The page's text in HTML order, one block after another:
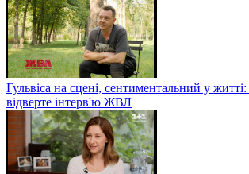
Гульвіса на сцені, сентиментальний у
відверте інтерв'ю ЖВЛ